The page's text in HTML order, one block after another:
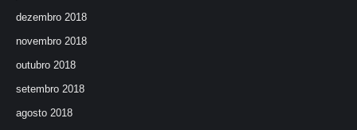
dezembro 2018
novembro 2018
outubro 2018
setembro 2018
agosto 2018